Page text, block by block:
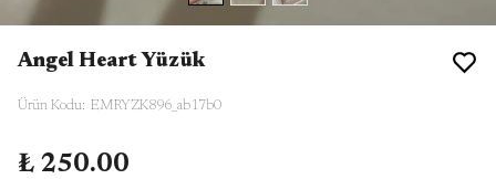
Angel Heart Yüzük
Ürün Kodu: EMRYZK896_ab17b0
₺ 250.00